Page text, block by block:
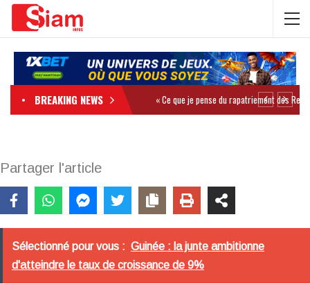
BREAKING NEWS
Partager l'article
Sélectionné pour vous : Guinée : la junte ambitionne
d'atteindre le taux de croissance de 9%